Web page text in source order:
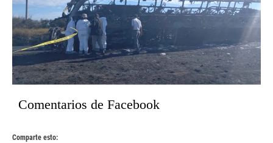
Comentarios de Facebook
Comparte esto: